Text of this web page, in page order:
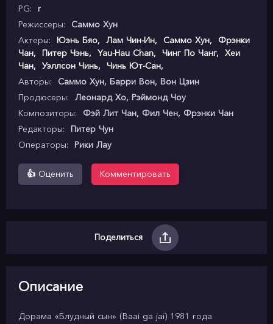
PG:
r
Режиссеры:
Саммо Хун
Актеры:
Юэнь Бяо, Лам Чин-Ин, Саммо Хун,
Фрэнки
Чан, Питер Чэнь, Yau-Hau Chan, Чинг По Чанг,
Хеи
Чан, Уэллсон Чинь, Чинь Ют-Сан,
Авторы:
Саммо Хун, Барри Вон, Вон Цзин
Продюсеры:
Леонард Хо, Рэймонд Чоу
Композиторы:
Фэй Лит Чан, Фил Чен, Фрэнки Чан
Редакторы:
Питер Чун
Операторы:
Рики Лау
👍 Оценить Комментировать
Поделиться
Описание
Дорама «Блудный сын» (Baai ga jai) 1981 года